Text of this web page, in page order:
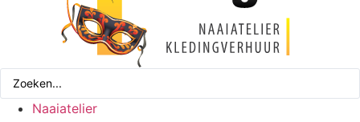
Search
Naaiatelier